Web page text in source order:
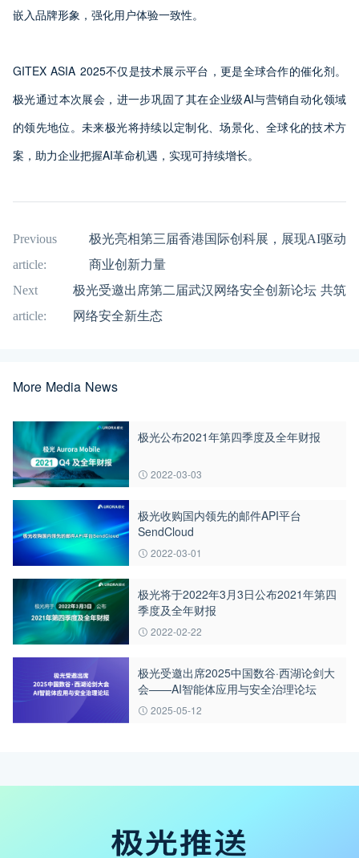
嵌入品牌形象，强化用户体验一致性。
GITEX ASIA 2025不仅是技术展示平台，更是全球合作的催化剂。
极光通过本次展会，进一步巩固了其在企业级AI与营销自动化领域
的领先地位。未来极光将持续以定制化、场景化、全球化的技术方
案，助力企业把握AI革命机遇，实现可持续增长。
Previous
article:
极光亮相第三届香港国际创科展，展现AI驱动
商业创新力量
Next
article:
极光受邀出席第二届武汉网络安全创新论坛 共筑
网络安全新生态
More Media News
极光公布2021年第四季度及全年财报
2022-03-03
极光收购国内领先的邮件API平台
SendCloud
2022-03-01
极光将于2022年3月3日公布2021年第四
季度及全年财报
2022-02-22
极光受邀出席2025中国数谷·西湖论剑大
会——AI智能体应用与安全治理论坛
2025-05-12